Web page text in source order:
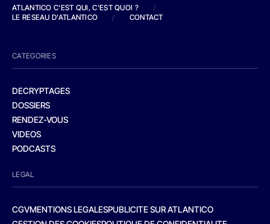
ATLANTICO C'EST QUI, C'EST QUOI ?
/
LE RESEAU D'ATLANTICO
/ CONTACT
CATEGORIES
DECRYPTAGES
DOSSIERS
RENDEZ-VOUS
VIDEOS
PODCASTS
LEGAL
CGVMENTIONS LEGALESPUBLICITE SUR ATLANTICO